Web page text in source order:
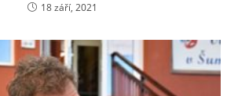
18 září, 2021